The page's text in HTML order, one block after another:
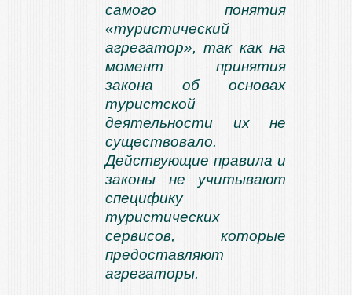
самого понятия
«туристический
агрегатор», так как на
момент принятия
закона об основах
туристской
деятельности их не
существовало.
Действующие правила и
законы не учитывают
специфику
туристических
сервисов, которые
предоставляют
агрегаторы.